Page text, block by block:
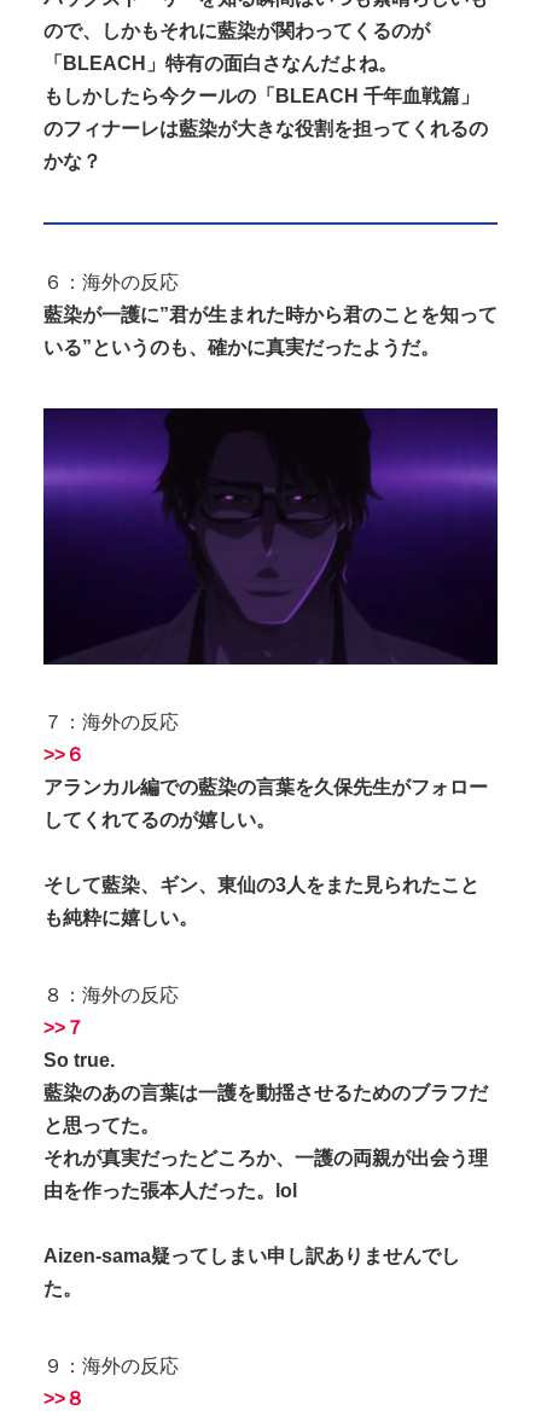
ので、しかもそれに藍染が関わってくるのが
「BLEACH」特有の面白さなんだよね。
もしかしたら今クールの「BLEACH 千年血戦篇」
のフィナーレは藍染が大きな役割を担ってくれるの
かな？
６：海外の反応
藍染が一護に”君が生まれた時から君のことを知って
いる”というのも、確かに真実だったようだ。
７：海外の反応
>>６
アランカル編での藍染の言葉を久保先生がフォロー
してくれてるのが嬉しい。
そして藍染、ギン、東仙の3人をまた見られたこと
も純粋に嬉しい。
８：海外の反応
>>７
So true.
藍染のあの言葉は一護を動揺させるためのブラフだ
と思ってた。
それが真実だったどころか、一護の両親が出会う理
由を作った張本人だった。lol
Aizen-sama疑ってしまい申し訳ありませんでし
た。
９：海外の反応
>>８